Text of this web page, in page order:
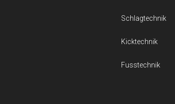
Schlagtechnik
Kicktechnik
Fusstechnik